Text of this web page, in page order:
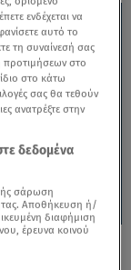
ενδέχεται να
αυτό το
τη συναίνεσή σας
προτιμήσεων στο
στο κάτω
σας θα τεθούν
ανατρέξτε στην
δεδομένα
σάρωση
Αποθήκευση ή/
διαφήμιση
έρευνα κοινού